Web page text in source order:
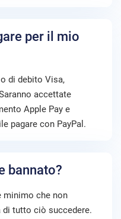
per il mio
di debito Visa,
accettate
Apple Pay e
pagare con PayPal.
bannato?
minimo che non
tutto ciò succedere.